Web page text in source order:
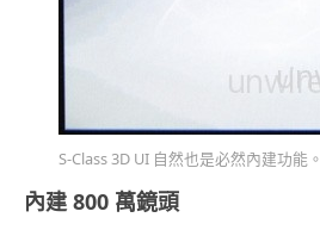
S-Class 3D UI 自然也是必然內建功能。
內建 800 萬鏡頭